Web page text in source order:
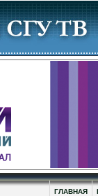
ГЛАВНАЯ